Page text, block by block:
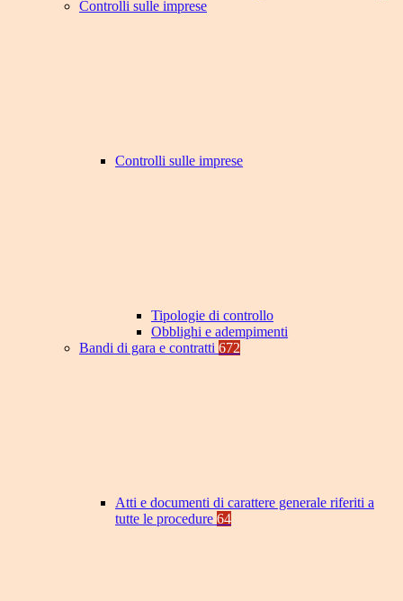
Controlli sulle imprese
Controlli sulle imprese
Tipologie di controllo
Obblighi e adempimenti
Bandi di gara e contratti 672
Atti e documenti di carattere generale riferiti a
tutte le procedure 64